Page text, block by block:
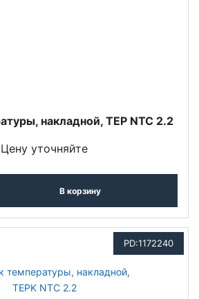
накладной, TEP NTC 2.2
Цену уточняйте
В корзину
PD:1172240